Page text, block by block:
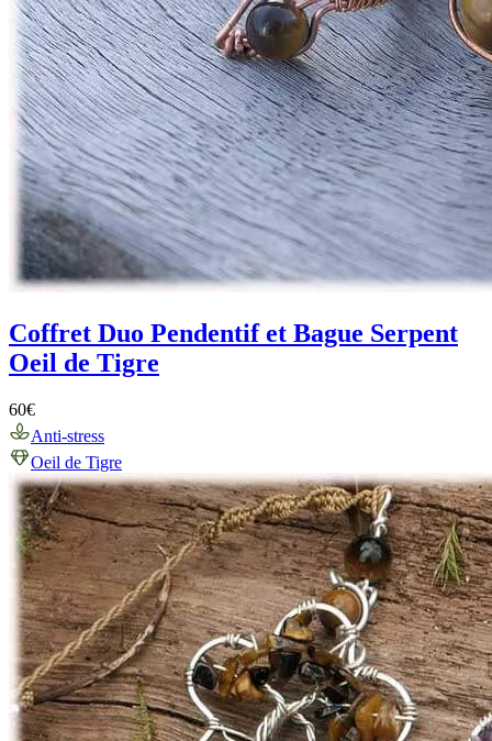
Coffret Duo Pendentif et Bague Serpent
Oeil de Tigre
60€
Anti-stress
Oeil de Tigre